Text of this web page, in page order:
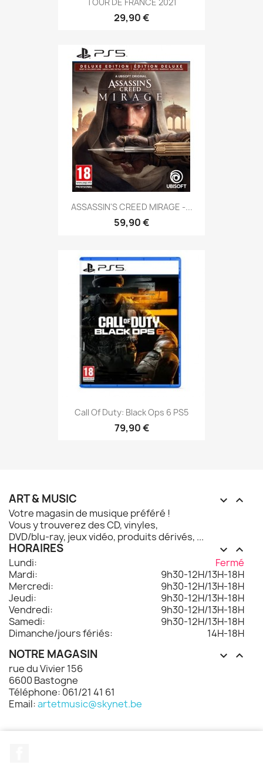
29,90 €
ASSASSIN'S CREED MIRAGE -...
59,90 €
Call Of Duty: Black Ops 6 PS5
79,90 €
ART & MUSIC  
Votre magasin de musique préféré !
Vous y trouverez des CD, vinyles,
DVD/blu-ray, jeux vidéo, produits dérivés, ...
HORAIRES  
Lundi:
Fermé
Mardi:
9h30-12H/13H-18H
Mercredi:
9h30-12H/13H-18H
Jeudi:
9h30-12H/13H-18H
Vendredi:
9h30-12H/13H-18H
Samedi:
9h30-12H/13H-18H
Dimanche/jours fériés:
14H-18H
NOTRE MAGASIN  
rue du Vivier 156
6600 Bastogne
Téléphone: 061/21 41 61
Email:artetmusic@skynet.be